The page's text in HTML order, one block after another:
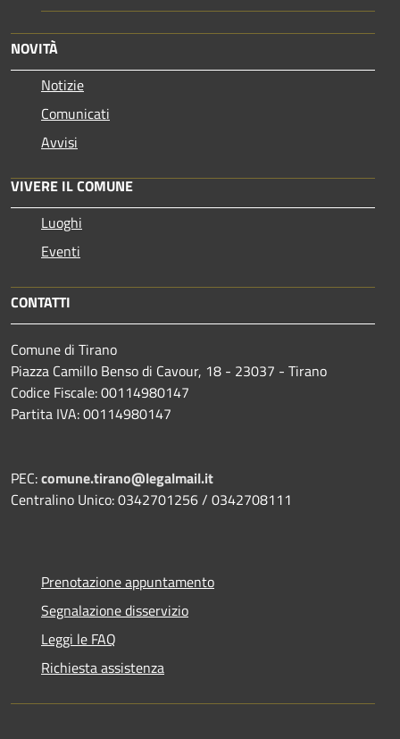
NOVITÀ
Notizie
Comunicati
Avvisi
VIVERE IL COMUNE
Luoghi
Eventi
CONTATTI
Comune di Tirano
Piazza Camillo Benso di Cavour, 18 - 23037 - Tirano
Codice Fiscale: 00114980147
Partita IVA: 00114980147
PEC:comune.tirano@legalmail.it
Centralino Unico: 0342701256 / 0342708111
Prenotazione appuntamento
Segnalazione disservizio
Leggi le FAQ
Richiesta assistenza